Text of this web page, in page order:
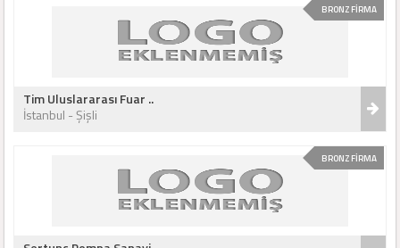
BRONZ FİRMA
Tim Uluslararası Fuar ..
İstanbul - Şişli
BRONZ FİRMA